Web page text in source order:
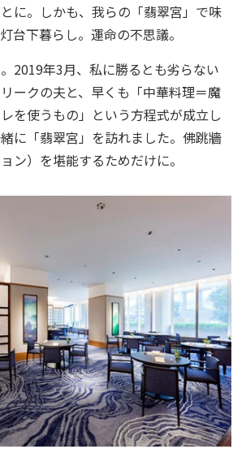
に。しかも、我らの「翡翠宮」で味
台下暮らし。運命の不思議。
2019年3月、私に勝るとも劣らない
リークの夫と、早くも「中華料理＝魔
を使うもの」という方程式が成立し
に「翡翠宮」を訪れました。佛跳牆
ン）を堪能するためだけに。